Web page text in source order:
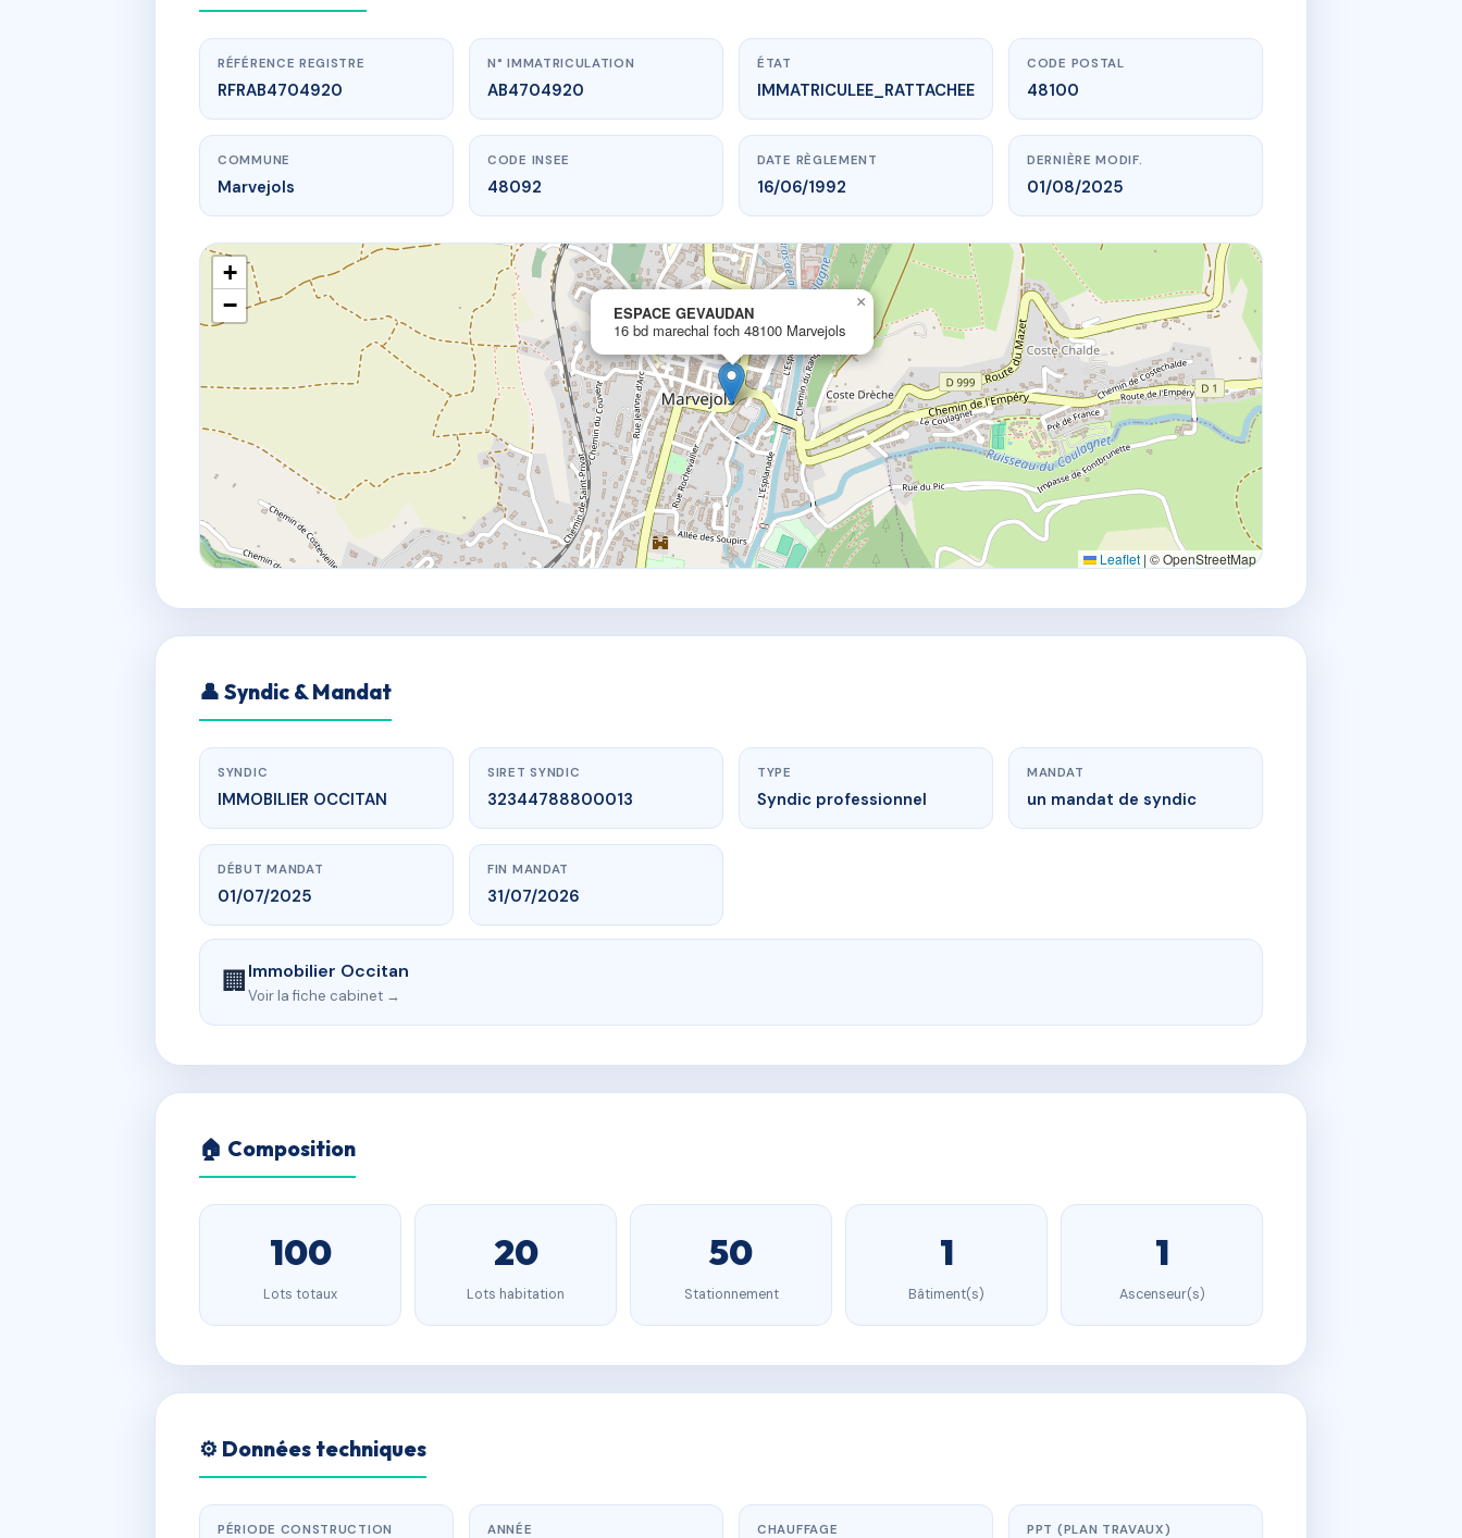
www.vme.plus/AB4704920
ESPACE GEVAUDAN
16 bd marechal foch48100 Marvejols
RÉFÉRENCE REGISTRE
RFRAB4704920
N° IMMATRICULATION
AB4704920
ÉTAT
IMMATRICULEE_RATTACHEE
CODE POSTAL
48100
COMMUNE
Marvejols
CODE INSEE
48092
DATE RÈGLEMENT
16/06/1992
DERNIÈRE MODIF.
01/08/2025
ESPACE GEVAUDAN
16 bd marechal foch 48100 Marvejols
×
+
−
Leaflet | © OpenStreetMap
👤 Syndic & Mandat
SYNDIC
IMMOBILIER OCCITAN
SIRET SYNDIC
32344788800013
TYPE
Syndic professionnel
MANDAT
un mandat de syndic
DÉBUT MANDAT
01/07/2025
FIN MANDAT
31/07/2026
🏢Immobilier Occitan
Voir la fiche cabinet →
🏠 Composition
100
Lots totaux
20
Lots habitation
50
Stationnement
1
Bâtiment(s)
1
Ascenseur(s)
⚙️ Données techniques
PÉRIODE CONSTRUCTION ANNÉE CHAUFFAGE PPT (PLAN TRAVAUX)